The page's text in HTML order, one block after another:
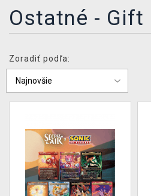
DOPRAVA
XZONE KLUB
Ostatné - Gift
Zoradiť podľa: